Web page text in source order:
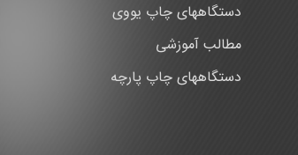
دستگاههای چاپ یووی
مطالب آموزشی
دستگاههای چاپ پارچه